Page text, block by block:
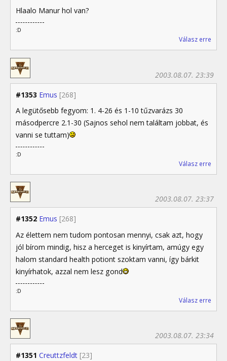
Hlaalo Manur hol van?
:D
Válasz erre
#1353 Emus [268]
2003.08.07. 23:39
A legütősebb fegyom: 1. 4-26 és 1-10 tűzvarázs 30
másodpercre 2.1-30 (Sajnos sehol nem találtam jobbat, és
vanni se tuttam)
:D
Válasz erre
#1352 Emus [268]
2003.08.07. 23:37
Az élettem nem tudom pontosan mennyi, csak azt, hogy
jól bírom mindig, hisz a herceget is kinyírtam, amúgy egy
halom standard health potiont szoktam vanni, így bárkit
kinyírhatok, azzal nem lesz gond
:D
Válasz erre
#1351 Creuttzfeldt [23]
2003.08.07. 23:34